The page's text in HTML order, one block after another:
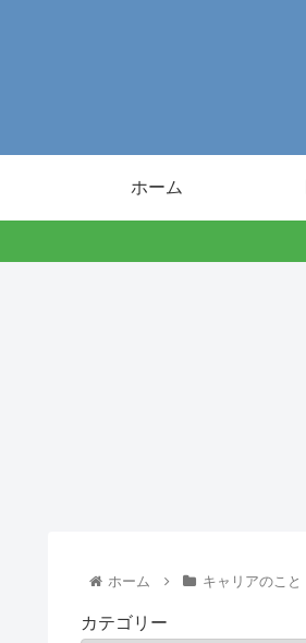
ホーム
ホーム キャリアのこと
カテゴリー